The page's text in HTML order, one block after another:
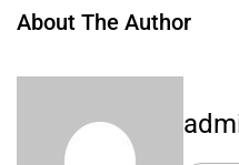
About The Author